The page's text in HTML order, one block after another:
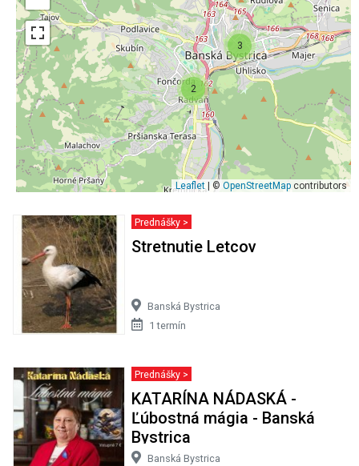
2
3
Leaflet| © OpenStreetMap contributors
Prednášky >
Stretnutie Letcov
Banská Bystrica
1 termín
Prednášky >
KATARÍNA NÁDASKÁ -
Ľúbostná mágia - Banská
Bystrica
Banská Bystrica